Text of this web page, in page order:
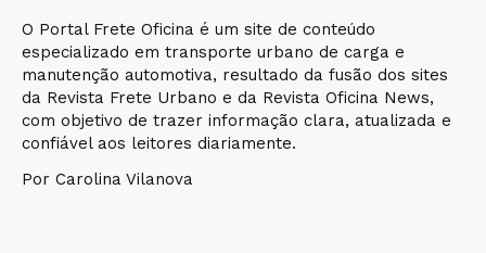
O Portal Frete Oficina é um site de conteúdo
especializado em transporte urbano de carga e
manutenção automotiva, resultado da fusão dos sites
da Revista Frete Urbano e da Revista Oficina News,
com objetivo de trazer informação clara, atualizada e
confiável aos leitores diariamente.
Por Carolina Vilanova